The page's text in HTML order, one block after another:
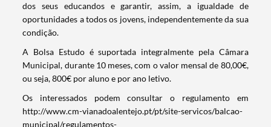
dos seus educandos e garantir, assim, a igualdade de
oportunidades a todos os jovens, independentemente da sua
condição.
A Bolsa Estudo é suportada integralmente pela Câmara
Municipal, durante 10 meses, com o valor mensal de 80,00€,
ou seja, 800€ por aluno e por ano letivo.
Os interessados podem consultar o regulamento em
http://www.cm-vianadoalentejo.pt/pt/site-servicos/balcao-
municipal/regulamentos-